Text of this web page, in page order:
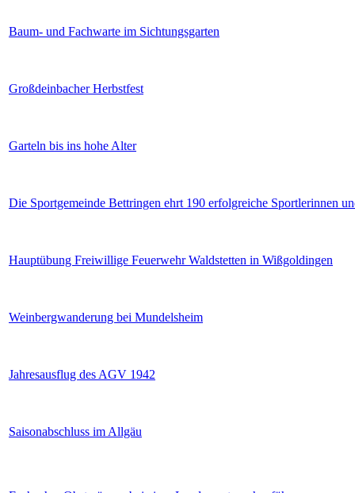
Baum- und Fachwarte im Sichtungsgarten
Großdeinbacher Herbstfest
Garteln bis ins hohe Alter
Die Sportgemeinde Bettringen ehrt 190 erfolgreiche Sportlerinnen
Hauptübung Freiwillige Feuerwehr Waldstetten in Wißgoldingen
Weinbergwanderung bei Mundelsheim
Jahresausflug des AGV 1942
Saisonabschluss im Allgäu